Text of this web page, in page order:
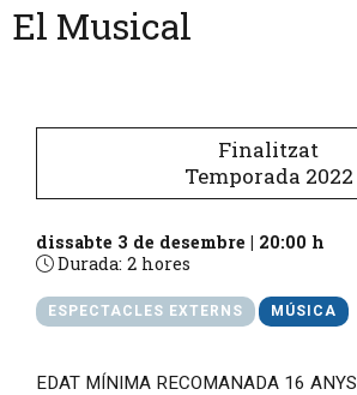
El Musical
Finalitzat
Temporada 2022
dissabte 3 de desembre | 20:00 h
Durada:2 hores
ESPECTACLES EXTERNS MÚSICA
EDAT MÍNIMA RECOMANADA 16 ANYS